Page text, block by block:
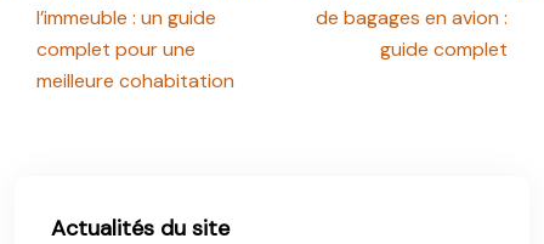
l’immeuble : un guide
complet pour une
meilleure cohabitation
de bagages en avion :
guide complet
Actualités du site